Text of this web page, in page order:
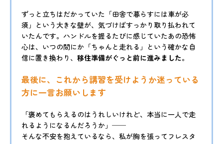
ずっと立ちはだかっていた「田舎で暮らすには車が必
須」という大きな壁が、気づけばすっかり取り払われて
いたんです。ハンドルを握るたびに感じていたあの恐怖
心は、いつの間にか「ちゃんと走れる」という確かな自
信に置き換わり、 移住準備がぐっと前に進みました。
最後に、これから講習を受けようか迷っている
方に一言お願いします
「褒めてもらえるのはうれしいけれど、本当に一人で走
れるようになるんだろうか」──
そんな不安を抱えているなら、私が胸を張ってフレスタ